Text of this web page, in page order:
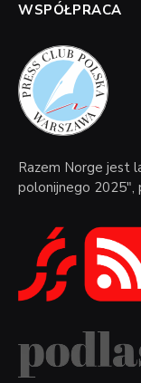
WSPÓŁPRACA
Razem Norge jest
polonijnego 2025",